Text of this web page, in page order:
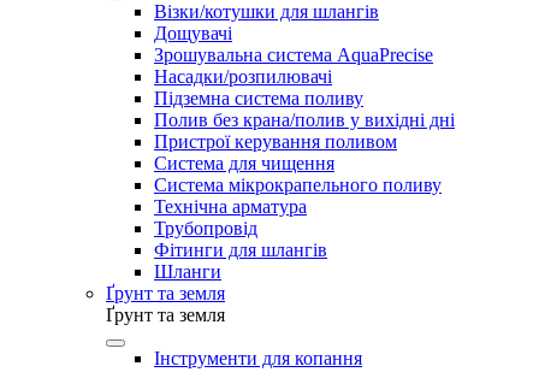
Візки/котушки для шлангів
Дощувачі
Зрошувальна система AquaPrecise
Насадки/розпилювачі
Підземна система поливу
Полив без крана/полив у вихідні дні
Пристрої керування поливом
Система для чищення
Система мікрокрапельного поливу
Технічна арматура
Трубопровід
Фітинги для шлангів
Шланги
Ґрунт та земля
Ґрунт та земля
Інструменти для копання